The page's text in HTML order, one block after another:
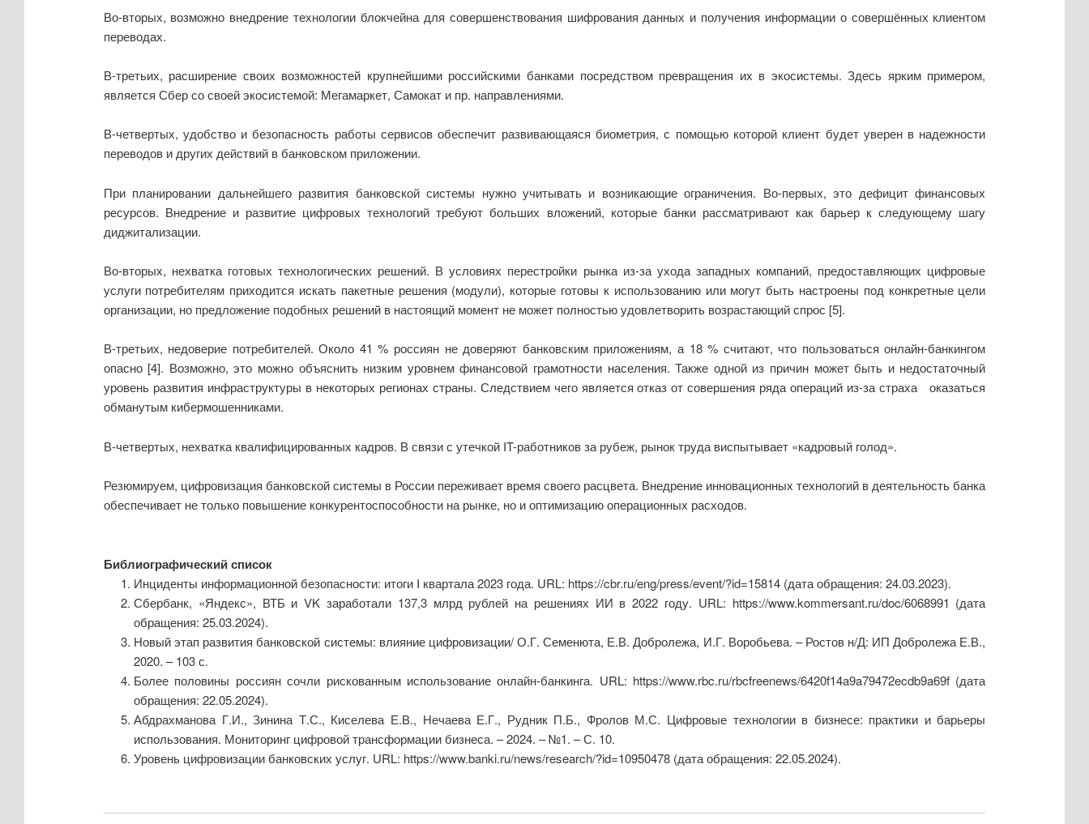
Во-вторых, возможно внедрение технологии блокчейна для совершенствования шифрования данных и получения информации о совершённых клиентом
переводах.
В-третьих, расширение своих возможностей крупнейшими российскими банками посредством превращения их в экосистемы. Здесь ярким примером,
является Сбер со своей экосистемой: Мегамаркет, Самокат и пр. направлениями.
В-четвертых, удобство и безопасность работы сервисов обеспечит развивающаяся биометрия, с помощью которой клиент будет уверен в надежности
переводов и других действий в банковском приложении.
При планировании дальнейшего развития банковской системы нужно учитывать и возникающие ограничения. Во-первых, это дефицит финансовых
ресурсов. Внедрение и развитие цифровых технологий требуют больших вложений, которые банки рассматривают как барьер к следующему шагу
диджитализации.
Во-вторых, нехватка готовых технологических решений. В условиях перестройки рынка из-за ухода западных компаний, предоставляющих цифровые
услуги потребителям приходится искать пакетные решения (модули), которые готовы к использованию или могут быть настроены под конкретные цели
организации, но предложение подобных решений в настоящий момент не может полностью удовлетворить возрастающий спрос [5].
В-третьих, недоверие потребителей. Около 41 % россиян не доверяют банковским приложениям, а 18 % считают, что пользоваться онлайн-банкингом
опасно [4]. Возможно, это можно объяснить низким уровнем финансовой грамотности населения. Также одной из причин может быть и недостаточный
уровень развития инфраструктуры в некоторых регионах страны. Следствием чего является отказ от совершения ряда операций из-за страха оказаться
обманутым кибермошенниками.
В-четвертых, нехватка квалифицированных кадров. В связи с утечкой IT-работников за рубеж, рынок труда виспытывает «кадровый голод».
Резюмируем, цифровизация банковской системы в России переживает время своего расцвета. Внедрение инновационных технологий в деятельность банка
обеспечивает не только повышение конкурентоспособности на рынке, но и оптимизацию операционных расходов.
Библиографический список
Инциденты информационной безопасности: итоги I квартала 2023 года. URL: https://cbr.ru/eng/press/event/?id=15814 (дата обращения: 24.03.2023).
Сбербанк, «Яндекс», ВТБ и VK заработали 137,3 млрд рублей на решениях ИИ в 2022 году. URL: https://www.kommersant.ru/doc/6068991 (дата
обращения: 25.03.2024).
Новый этап развития банковской системы: влияние цифровизации/ О.Г. Семенюта, Е.В. Добролежа, И.Г. Воробьева. – Ростов н/Д: ИП Добролежа Е.В.,
2020. – 103 с.
Более половины россиян сочли рискованным использование онлайн-банкинга. URL: https://www.rbc.ru/rbcfreenews/6420f14a9a79472ecdb9a69f (дата
обращения: 22.05.2024).
Абдрахманова Г.И., Зинина Т.С., Киселева Е.В., Нечаева Е.Г., Рудник П.Б., Фролов М.С. Цифровые технологии в бизнесе: практики и барьеры
использования. Мониторинг цифровой трансформации бизнеса. – 2024. – №1. – С. 10.
Уровень цифровизации банковских услуг. URL: https://www.banki.ru/news/research/?id=10950478 (дата обращения: 22.05.2024).